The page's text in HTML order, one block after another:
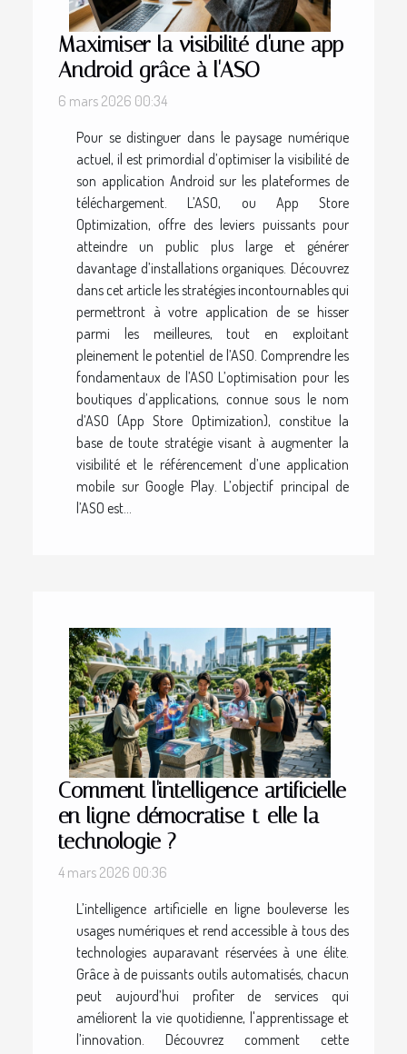
Maximiser la visibilité d'une app
Android grâce à l'ASO
6 mars 2026 00:34
Pour se distinguer dans le paysage numérique
actuel, il est primordial d’optimiser la visibilité de
son application Android sur les plateformes de
téléchargement. L’ASO, ou App Store
Optimization, offre des leviers puissants pour
atteindre un public plus large et générer
davantage d’installations organiques. Découvrez
dans cet article les stratégies incontournables qui
permettront à votre application de se hisser
parmi les meilleures, tout en exploitant
pleinement le potentiel de l’ASO. Comprendre les
fondamentaux de l’ASO L’optimisation pour les
boutiques d’applications, connue sous le nom
d’ASO (App Store Optimization), constitue la
base de toute stratégie visant à augmenter la
visibilité et le référencement d’une application
mobile sur Google Play. L’objectif principal de
l’ASO est...
Comment l'intelligence artificielle
en ligne démocratise-t-elle la
technologie ?
4 mars 2026 00:36
L’intelligence artificielle en ligne bouleverse les
usages numériques et rend accessible à tous des
technologies auparavant réservées à une élite.
Grâce à de puissants outils automatisés, chacun
peut aujourd’hui profiter de services qui
améliorent la vie quotidienne, l'apprentissage et
l’innovation. Découvrez comment cette